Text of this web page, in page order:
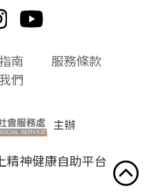
南
服務條款
們
主辦
精神健康自助平台